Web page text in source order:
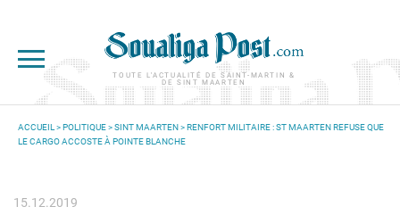
TOUTE L'ACTUALITÉ DE SAINT-MARTIN &
DE SINT MAARTEN
VOUS ÊTES ICI
ACCUEIL >POLITIQUE>SINT MAARTEN> RENFORT MILITAIRE : ST MAARTEN REFUSE QUE
LE CARGO ACCOSTE À POINTE BLANCHE
15.12.2019